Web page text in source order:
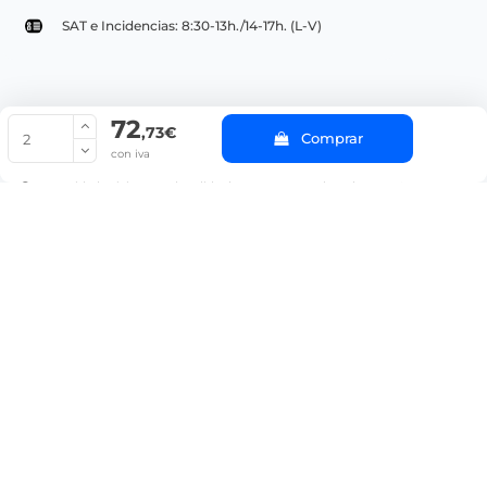
72,73€
con iva
Comprar
La cantidad mínima en el pedido de compra para el producto es 2.
SAT e Incidencias: 8:30-13h./14-17h. (L-V)
© Copyright 2022 PepeBar.com |
Aviso legal y
Condiciones generales de compra |
Blog